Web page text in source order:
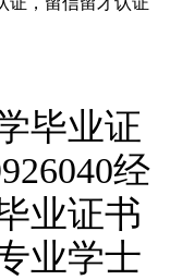
毕业证
经
业证书
业学士